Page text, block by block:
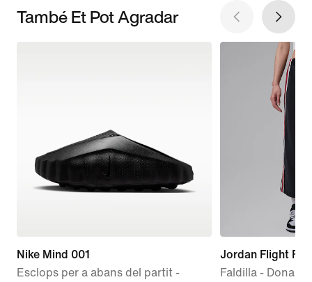
També Et Pot Agradar
Nike Mind 001
Esclops per a abans del partit -
Jordan Flight
Faldilla - Dona